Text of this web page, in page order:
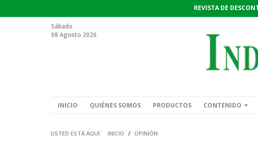
REVISTA DE
Sábado
08 Agosto 2026
INICIO QUIÉNES SOMOS PRODUCTOS CONTENIDO
USTED ESTÁ AQUÍ: INICIO / OPINIÓN